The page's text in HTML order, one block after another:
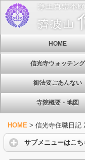
HOME
信光寺ウォッチング
御法要ごあんない
寺院概要・地図
HOME > 信光寺住職日記
サブメニューはこ